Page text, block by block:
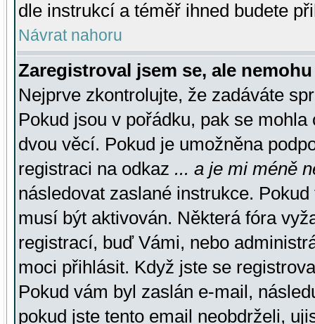
dle instrukcí a téměř ihned budete
Návrat nahoru
Zaregistroval jsem se, ale
Nejprve zkontrolujte, že zadáváte
Pokud jsou v pořádku, pak se
dvou věcí. Pokud je umožněna
registraci na odkaz ... a je mi méně
následovat zaslané instrukce.
musí být aktivován. Některá fóra
registrací, buď Vámi, nebo
moci přihlásit. Když jste se
Pokud vám byl zaslán e-mail,
pokud jste tento email neobdrželi,